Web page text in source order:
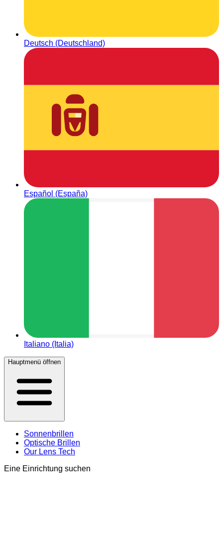
Deutsch (Deutschland)
Español (España)
Italiano (Italia)
Hauptmenü öffnen
Sonnenbrillen
Optische Brillen
Our Lens Tech
Eine Einrichtung suchen